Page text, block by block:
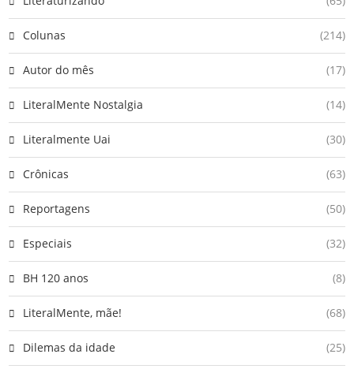
Colunas (214)
Autor do mês (17)
LiteralMente Nostalgia (14)
Literalmente Uai (30)
Crônicas (63)
Reportagens (50)
Especiais (32)
BH 120 anos (8)
LiteralMente, mãe! (68)
Dilemas da idade (25)